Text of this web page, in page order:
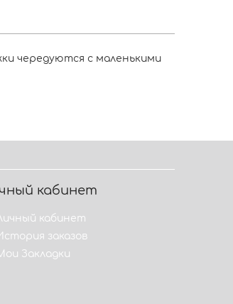
чередуются с маленькими
кабинет
кабинет
заказов
Закладки